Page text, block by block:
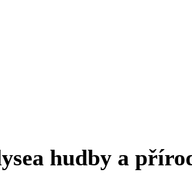
hudby a